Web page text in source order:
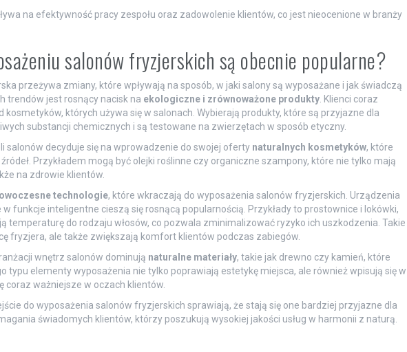
na efektywność pracy zespołu oraz zadowolenie klientów, co jest nieocenione w branży
salonów fryzjerskich są obecnie popularne?
przeżywa zmiany, które wpływają na sposób, w jaki salony są wyposażane i jak świadczą
trendów jest rosnący nacisk na ekologiczne i zrównoważone produkty. Klienci coraz
kosmetyków, których używa się w salonach. Wybierają produkty, które są przyjazne dla
substancji chemicznych i są testowane na zwierzętach w sposób etyczny.
salonów decyduje się na wprowadzenie do swojej oferty naturalnych kosmetyków, które
Przykładem mogą być olejki roślinne czy organiczne szampony, które nie tylko mają
na zdrowie klientów.
technologie, które wkraczają do wyposażenia salonów fryzjerskich. Urządzenia
funkcje inteligentne cieszą się rosnącą popularnością. Przykłady to prostownice i lokówki,
temperaturę do rodzaju włosów, co pozwala zminimalizować ryzyko ich uszkodzenia. Takie
fryzjera, ale także zwiększają komfort klientów podczas zabiegów.
wnętrz salonów dominują naturalne materiały, takie jak drewno czy kamień, które
typu elementy wyposażenia nie tylko poprawiają estetykę miejsca, ale również wpisują się w
coraz ważniejsze w oczach klientów.
do wyposażenia salonów fryzjerskich sprawiają, że stają się one bardziej przyjazne dla
świadomych klientów, którzy poszukują wysokiej jakości usług w harmonii z naturą.